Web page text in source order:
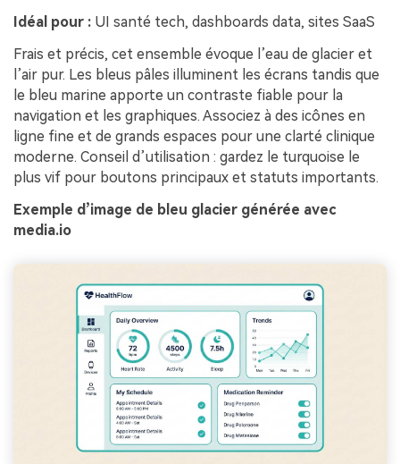
Idéal pour : UI santé tech, dashboards data, sites SaaS
Frais et précis, cet ensemble évoque l’eau de glacier et
l’air pur. Les bleus pâles illuminent les écrans tandis que
le bleu marine apporte un contraste fiable pour la
navigation et les graphiques. Associez à des icônes en
ligne fine et de grands espaces pour une clarté clinique
moderne. Conseil d’utilisation : gardez le turquoise le
plus vif pour boutons principaux et statuts importants.
Exemple d’image de bleu glacier générée avec
media.io